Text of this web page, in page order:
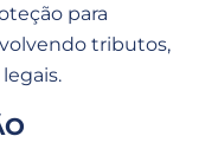
para
tributos,